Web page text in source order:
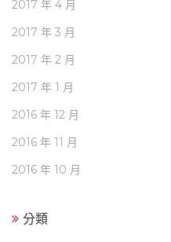
2017 年 4 月
2017 年 3 月
2017 年 2 月
2017 年 1 月
2016 年 12 月
2016 年 11 月
2016 年 10 月
分類